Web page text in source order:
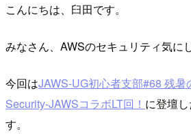
こんにちは、臼田です。
みなさん、AWSのセキュリティ気に
今回はJAWS-UG初心者支部#68 残暑
Security-JAWSコラボLT回！ に登壇
す。